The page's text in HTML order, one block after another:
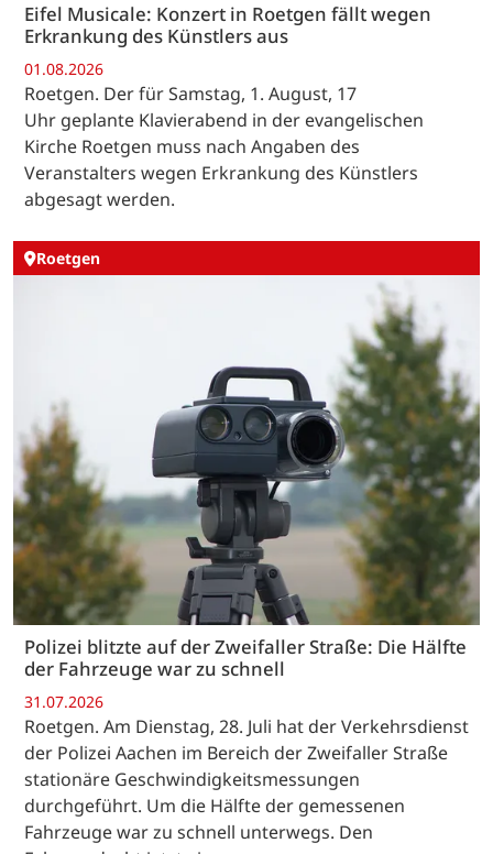
Eifel Musicale: Konzert in Roetgen fällt wegen
Erkrankung des Künstlers aus
01.08.2026
Roetgen. Der für Samstag, 1. August, 17
Uhr geplante Klavierabend in der evangelischen
Kirche Roetgen muss nach Angaben des
Veranstalters wegen Erkrankung des Künstlers
abgesagt werden.
Roetgen
Polizei blitzte auf der Zweifaller Straße: Die Hälfte
der Fahrzeuge war zu schnell
31.07.2026
Roetgen. Am Dienstag, 28. Juli hat der Verkehrsdienst
der Polizei Aachen im Bereich der Zweifaller Straße
stationäre Geschwindigkeitsmessungen
durchgeführt. Um die Hälfte der gemessenen
Fahrzeuge war zu schnell unterwegs. Den